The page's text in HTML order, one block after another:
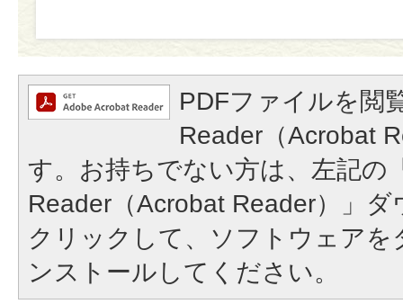
PDFファイルを閲
Reader（Acrobat
す。お持ちでない方は、左記の
Reader（Acrobat Reader）」
クリックして、ソフトウェア
ンストールしてください。